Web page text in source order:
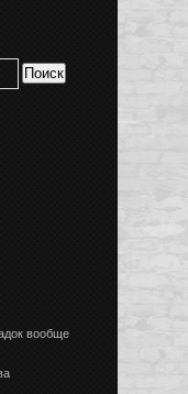
вообще